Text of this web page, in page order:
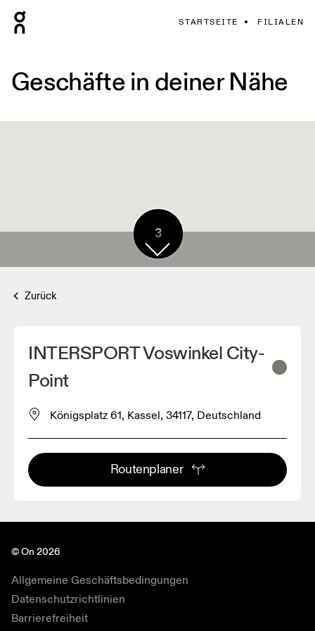
STARTSEITE FILIALEN
Geschäfte in deiner Nähe
3
Zurück
INTERSPORT Voswinkel City-
Point
Königsplatz 61, Kassel, 34117, Deutschland
Routenplaner
© On 2026
Allgemeine Geschäftsbedingungen
Datenschutzrichtlinien
Barrierefreiheit